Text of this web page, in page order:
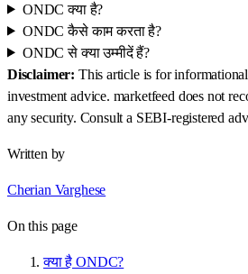
ONDC क्या है?
ONDC कैसे काम करता है?
ONDC से क्या उम्मीदें हैं?
Disclaimer: This article is for
investment advice. marketfeed does not
any security. Consult a SEBI-registered
Written by
Cherian Varghese
On this page
क्या है ONDC?